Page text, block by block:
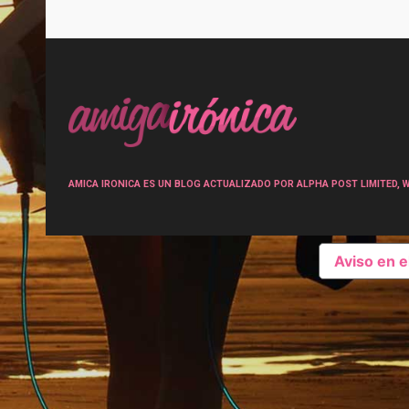
AMICA IRONICA ES UN BLOG ACTUALIZADO POR ALPHA POST
Aviso en